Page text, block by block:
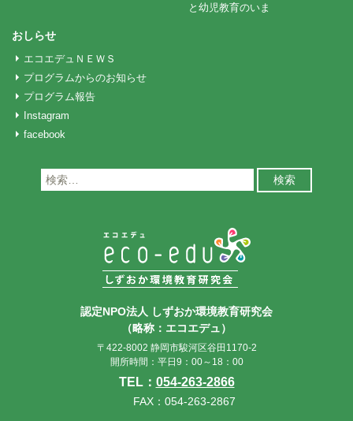
と幼児教育のいま
おしらせ
エコエデュＮＥＷＳ
プログラムからのお知らせ
プログラム報告
Instagram
facebook
検
索:
認定NPO法人 しずおか環境教育研究会
（略称：エコエデュ）
〒422-8002 静岡市駿河区谷田1170-2
開所時間：平日9：00～18：00
TEL： 054-263-2866
FAX：054-263-2867